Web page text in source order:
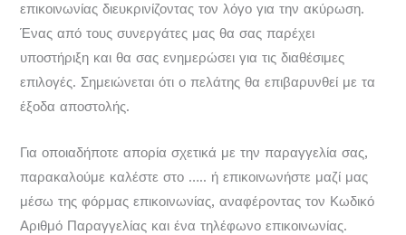
επικοινωνίας διευκρινίζοντας τον λόγο για την ακύρωση.
Ένας από τους συνεργάτες μας θα σας παρέχει
υποστήριξη και θα σας ενημερώσει για τις διαθέσιμες
επιλογές. Σημειώνεται ότι ο πελάτης θα επιβαρυνθεί με τα
έξοδα αποστολής.
Για οποιαδήποτε απορία σχετικά με την παραγγελία σας,
παρακαλούμε καλέστε στο ….. ή επικοινωνήστε μαζί μας
μέσω της φόρμας επικοινωνίας, αναφέροντας τον Κωδικό
Αριθμό Παραγγελίας και ένα τηλέφωνο επικοινωνίας.